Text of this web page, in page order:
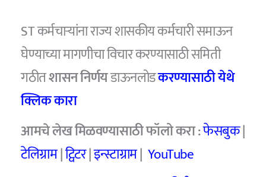
ST कर्मचार्‍यांना राज्य शासकीय कर्मचारी समाऊन
घेण्याच्या मागणीचा विचार करण्यासाठी समिती
गठीतशासन निर्णयडाऊनलोडकरण्यासाठी येथे
क्लिक कारा
आमचेलेख मिळवण्यासाठी फॉलो करा :फेसबुक|
टेलिग्राम|ट्विटर|इन्स्टाग्राम| YouTube